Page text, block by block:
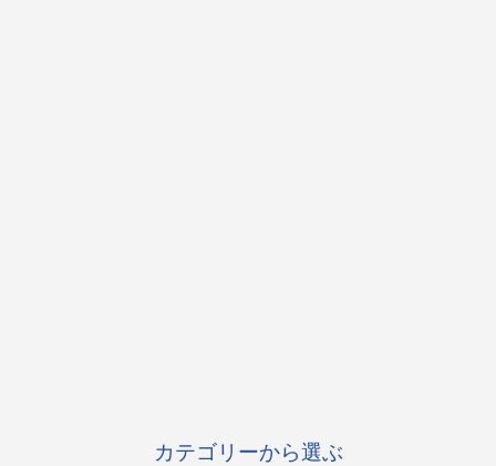
カテゴリーから選ぶ